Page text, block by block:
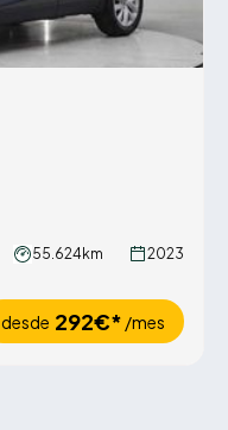
55.624km 2023
desde 292€* /mes